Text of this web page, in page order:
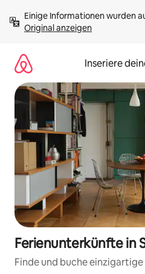
Inhalten
springenOriginal anzeigen
Inseriere
Ferienunterkünfte in
Finde und buche